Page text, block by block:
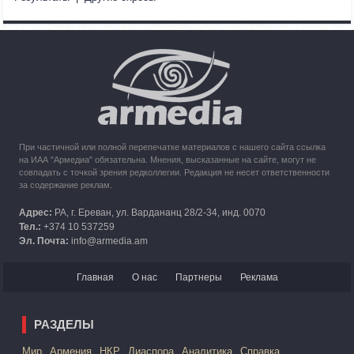
Кипр рассматривает возможность размещения беженцев
из Карабаха
При частичной или полной перепечатке материалов с нашего сайта ссылка
на ИАА "Армедиа" обязательна. Мнения, высказанные на сайте, могут не
совпадать с точкой зрения редколлегии. Редакция не несет ответственности
за содержание реклам.
Адрес: РА, г. Ереван, ул. Вардананц 28/2-34, инд. 0070
Тел.: +374 10 537259
Эл. Почта: info@armedia.am
Главная О нас Партнеры Реклама
РАЗДЕЛЫ
Mир Армения НКР Диаспора Аналитика Справка